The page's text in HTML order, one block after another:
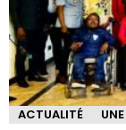
ACTUALITÉ UNE